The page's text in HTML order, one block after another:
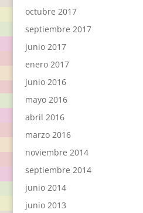
octubre 2017
septiembre 2017
junio 2017
enero 2017
junio 2016
mayo 2016
abril 2016
marzo 2016
noviembre 2014
septiembre 2014
junio 2014
junio 2013